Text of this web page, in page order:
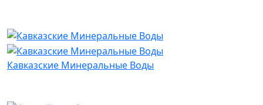
Кавказские Минеральные Воды